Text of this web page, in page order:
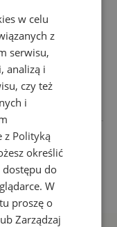
w celu
z
serwisu,
analizą i
czy też
i
z Polityką
określić
do
W
proszę o
Zarządzaj